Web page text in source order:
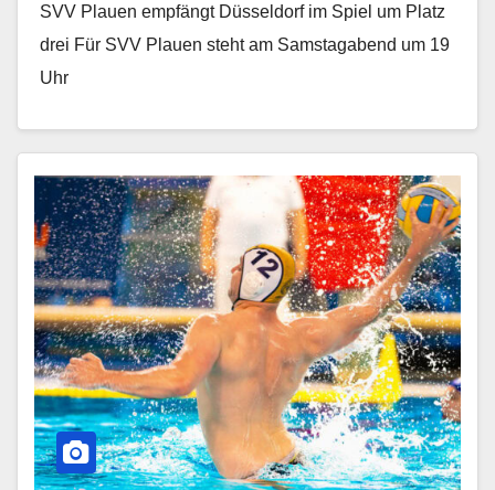
SVV Plauen empfängt Düsseldorf im Spiel um Platz
drei Für SVV Plauen steht am Samstagabend um 19
Uhr